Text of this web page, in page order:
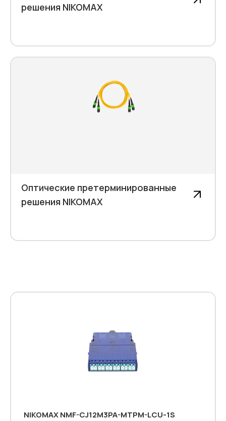
решения NIKOMAX
Оптические претерминированные
решения NIKOMAX
NIKOMAX NMF-CJ12M3PA-MTPM-LCU-1S